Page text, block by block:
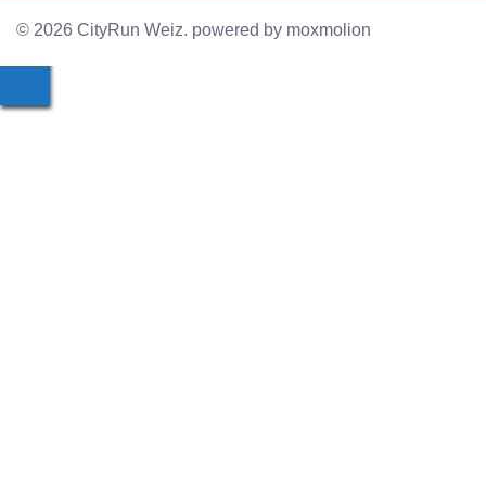
© 2026 CityRun Weiz. powered by moxmolion